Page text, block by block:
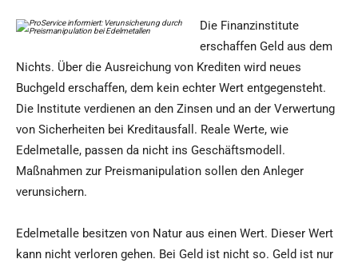
Die Finanzinstitute
erschaffen Geld aus dem
Nichts. Über die Ausreichung von Krediten wird neues
Buchgeld erschaffen, dem kein echter Wert entgegensteht.
Die Institute verdienen an den Zinsen und an der Verwertung
von Sicherheiten bei Kreditausfall. Reale Werte, wie
Edelmetalle, passen da nicht ins Geschäftsmodell.
Maßnahmen zur Preismanipulation sollen den Anleger
verunsichern.
Edelmetalle besitzen von Natur aus einen Wert. Dieser Wert
kann nicht verloren gehen. Bei Geld ist nicht so. Geld ist nur